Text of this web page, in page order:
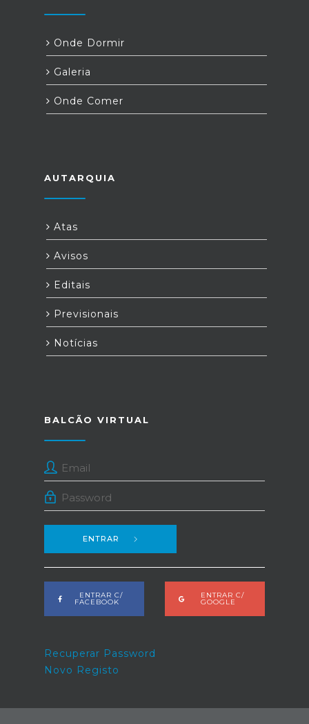
Onde Dormir
Galeria
Onde Comer
AUTARQUIA
Atas
Avisos
Editais
Previsionais
Notícias
BALCÃO VIRTUAL
ENTRAR
ENTRAR C/
FACEBOOK
ENTRAR C/
GOOGLE
Recuperar Password
Novo Registo